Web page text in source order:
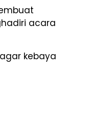
acara
kebaya